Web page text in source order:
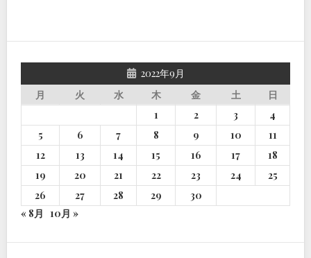
2022年9月
月
火 水 木 金 土
日
1
2 3
4
5
6 7 8 9 10
11
12
13 14 15 16 17
18
19
20 21 22 23 24
25
26
27 28 29
30
« 8月 10月 »